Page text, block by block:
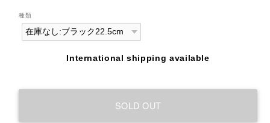
種類
International shipping available
SOLD OUT